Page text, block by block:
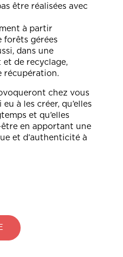
être réalisées avec
à partir
forêts gérées
dans une
de recyclage,
récupération.
chez vous
à les créer, qu’elles
et qu’elles
en apportant une
et d’authenticité à